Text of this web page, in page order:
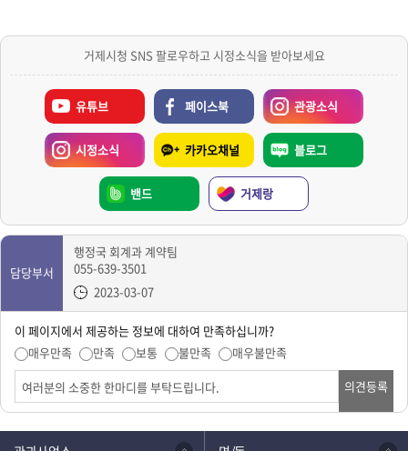
거제시청 SNS 팔로우하고 시정소식을 받아보세요
유튜브 페이스북 관광소식
시정소식 카카오채널 블로그
밴드 거제랑
담당부서
행정국 회계과 계약팀
055-639-3501
2023-03-07
이 페이지에서 제공하는 정보에 대하여 만족하십니까?
매우만족
만족 보통 불만족
매우불만족
의견등록